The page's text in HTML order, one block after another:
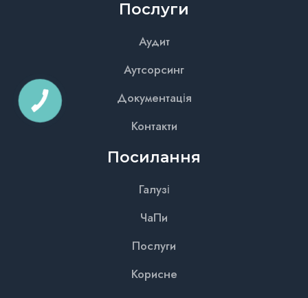
Послуги
Аудит
Аутсорсинг
Документація
Контакти
Посилання
Галузі
ЧаПи
Послуги
Корисне